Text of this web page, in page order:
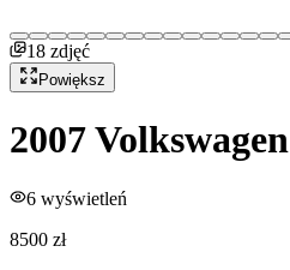
18 zdjęć
Powiększ
2007Volkswagen
6 wyświetleń
8500 zł